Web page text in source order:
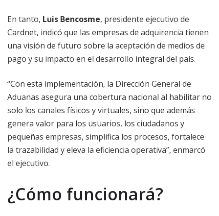
En tanto, Luis Bencosme, presidente ejecutivo de
Cardnet, indicó que las empresas de adquirencia tienen
una visión de futuro sobre la aceptación de medios de
pago y su impacto en el desarrollo integral del país.
“Con esta implementación, la Dirección General de
Aduanas asegura una cobertura nacional al habilitar no
solo los canales físicos y virtuales, sino que además
genera valor para los usuarios, los ciudadanos y
pequeñas empresas, simplifica los procesos, fortalece
la trazabilidad y eleva la eficiencia operativa”, enmarcó
el ejecutivo.
¿Cómo funcionará?